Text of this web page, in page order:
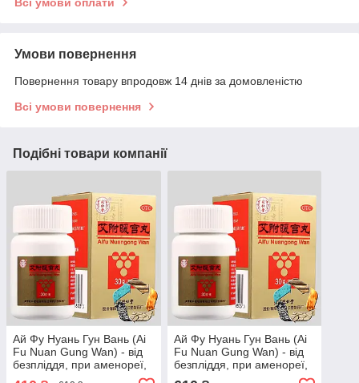
Всі умови оплати
Умови повернення
Повернення товару впродовж 14 днів за домовленістю
Всі умови повернення
Подібні товари компанії
Ай Фу Нуань Гун Вань (Ai
Fu Nuan Gung Wan) - від
безпліддя, при аменореї,
Ай Фу Нуань Гун Вань (Ai
Fu Nuan Gung Wan) - від
безпліддя, при аменореї,